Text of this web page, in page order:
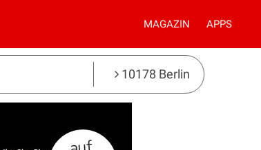
MAGAZIN APPS
10178 Berlin